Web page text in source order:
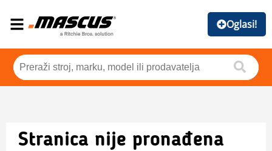
Oglasi!
Stranica nije pronađena